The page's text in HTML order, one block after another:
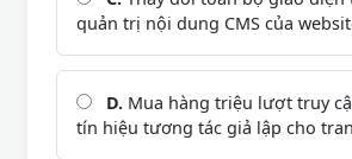
quản trị nội dung CMS của
D. Mua hàng triệu lượt truy
tín hiệu tương tác giả lập cho